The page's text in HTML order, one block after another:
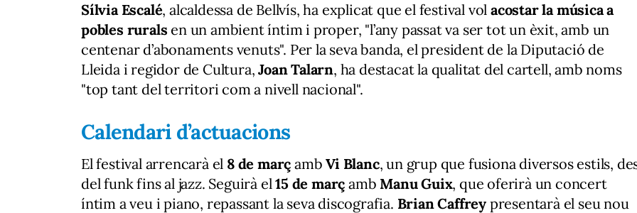
Sílvia Escalé, alcaldessa de Bellvís, ha explicat que el festival volacostar la música a
pobles rurals en un ambient íntim i proper, "l’any passat va ser tot un èxit, amb un
centenar d’abonaments venuts". Per la seva banda, el president de la Diputació de
Lleida i regidor de Cultura,Joan Talarn, ha destacat la qualitat del cartell, amb noms
"top tant del territori com a nivell nacional".
Calendari d’actuacions
El festival arrencarà el 8 de març ambVi Blanc, un grup que fusiona diversos estils,
del funk fins al jazz. Seguirà el15 de març amb Manu Guix, que oferirà un concert
íntim a veu i piano, repassant la seva discografia. Brian Caffrey presentarà el seu nou